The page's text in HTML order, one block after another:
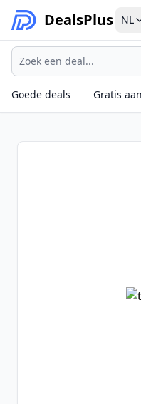
DealsPlus NL
Zoeken
Goede deals
Gratis